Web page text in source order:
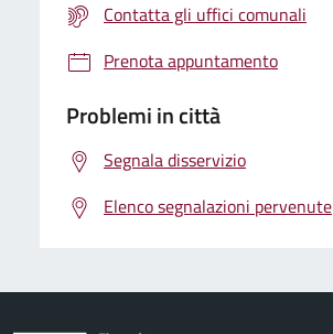
Contatta gli uffici comunali
Prenota appuntamento
Problemi in città
Segnala disservizio
Elenco segnalazioni pervenute